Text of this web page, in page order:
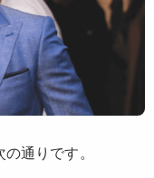
通りです。